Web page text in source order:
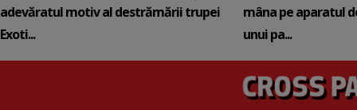
adevăratul motiv al destrămării trupei
Exoti...
mâna pe aparatul
unui pa...